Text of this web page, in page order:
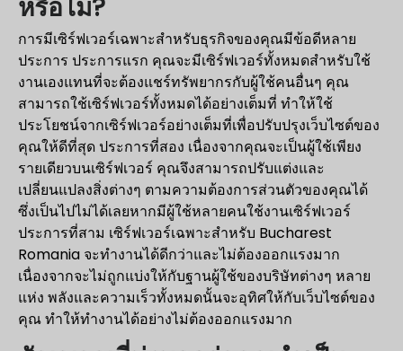
หรือไม่?
การมีเซิร์ฟเวอร์เฉพาะสำหรับธุรกิจของคุณมีข้อดีหลาย
ประการ ประการแรก คุณจะมีเซิร์ฟเวอร์ทั้งหมดสำหรับใช้
งานเองแทนที่จะต้องแชร์ทรัพยากรกับผู้ใช้คนอื่นๆ คุณ
สามารถใช้เซิร์ฟเวอร์ทั้งหมดได้อย่างเต็มที่ ทำให้ใช้
ประโยชน์จากเซิร์ฟเวอร์อย่างเต็มที่เพื่อปรับปรุงเว็บไซต์ของ
คุณให้ดีที่สุด ประการที่สอง เนื่องจากคุณจะเป็นผู้ใช้เพียง
รายเดียวบนเซิร์ฟเวอร์ คุณจึงสามารถปรับแต่งและ
เปลี่ยนแปลงสิ่งต่างๆ ตามความต้องการส่วนตัวของคุณได้
ซึ่งเป็นไปไม่ได้เลยหากมีผู้ใช้หลายคนใช้งานเซิร์ฟเวอร์
ประการที่สาม เซิร์ฟเวอร์เฉพาะสำหรับ Bucharest
Romania จะทำงานได้ดีกว่าและไม่ต้องออกแรงมาก
เนื่องจากจะไม่ถูกแบ่งให้กับฐานผู้ใช้ของบริษัทต่างๆ หลาย
แห่ง พลังและความเร็วทั้งหมดนั้นจะอุทิศให้กับเว็บไซต์ของ
คุณ ทำให้ทำงานได้อย่างไม่ต้องออกแรงมาก